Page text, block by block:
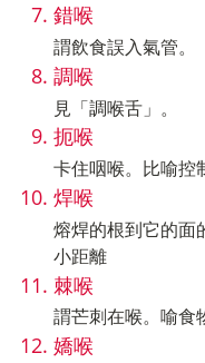
錯喉
謂飲食誤入氣管。
調喉
見「調喉舌」。
扼喉
卡住咽喉。比喻控
焊喉
熔焊的根到它的面
小距離
棘喉
謂芒刺在喉。喻食
嬌喉